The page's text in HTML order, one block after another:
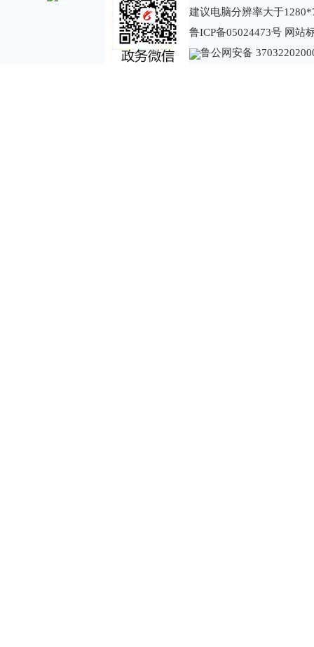
建议电脑分辨率大于
鲁ICP备05024473号 网站
鲁公网安备